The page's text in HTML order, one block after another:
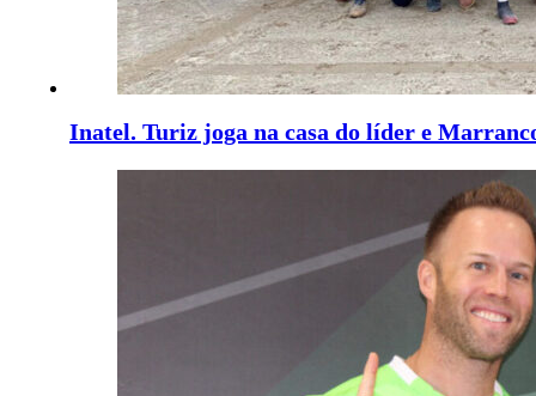
Inatel. Turiz joga na casa do líder e